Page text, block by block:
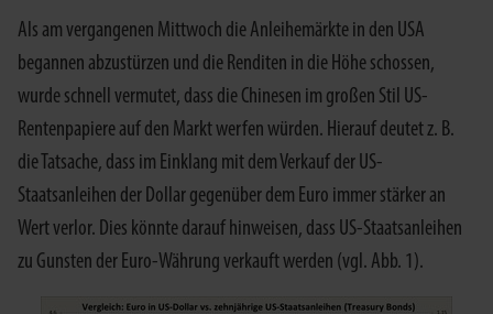
Als am vergangenen Mittwoch die Anleihemärkte in den USA
begannen abzustürzen und die Renditen in die Höhe schossen,
wurde schnell vermutet, dass die Chinesen im großen Stil US-
Rentenpapiere auf den Markt werfen würden. Hierauf deutet z. B.
die Tatsache, dass im Einklang mit dem Verkauf der US-
Staatsanleihen der Dollar gegenüber dem Euro immer stärker an
Wert verlor. Dies könnte darauf hinweisen, dass US-Staatsanleihen
zu Gunsten der Euro-Währung verkauft werden (vgl. Abb. 1).